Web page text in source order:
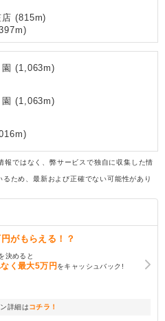
(815m)
m)
(1,063m)
(1,063m)
m)
ではなく、弊サービスで独自に収集した情
ため、最新および正確でない可能性があり
がもらえる！？
決めると
く最大5万円をキャッシュバック!
詳細はコチラ！